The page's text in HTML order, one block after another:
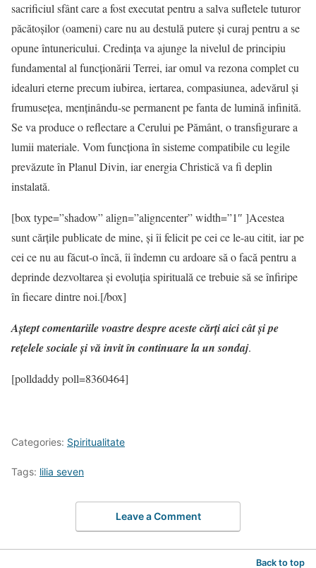
sacrificiul sfânt care a fost executat pentru a salva sufletele tuturor
păcătoșilor (oameni) care nu au destulă putere și curaj pentru a se
opune întunericului. Credința va ajunge la nivelul de principiu
fundamental al funcționării Terrei, iar omul va rezona complet cu
idealuri eterne precum iubirea, iertarea, compasiunea, adevărul și
frumusețea, menținându-se permanent pe fanta de lumină infinită.
Se va produce o reflectare a Cerului pe Pământ, o transfigurare a
lumii materiale. Vom funcționa în sisteme compatibile cu legile
prevăzute în Planul Divin, iar energia Christică va fi deplin
instalată.
[box type=”shadow” align=”aligncenter” width=”1″ ]Acestea
sunt cărțile publicate de mine, și îi felicit pe cei ce le-au citit, iar pe
cei ce nu au făcut-o încă, îi îndemn cu ardoare să o facă pentru a
deprinde dezvoltarea și evoluția spirituală ce trebuie să se înfiripe
în fiecare dintre noi.[/box]
Aștept comentariile voastre despre aceste cărți aici cât și pe
rețelele sociale și vă invit în continuare la un sondaj.
[polldaddy poll=8360464]
Categories: Spiritualitate
Tags: lilia seven
Leave a Comment
Back to top